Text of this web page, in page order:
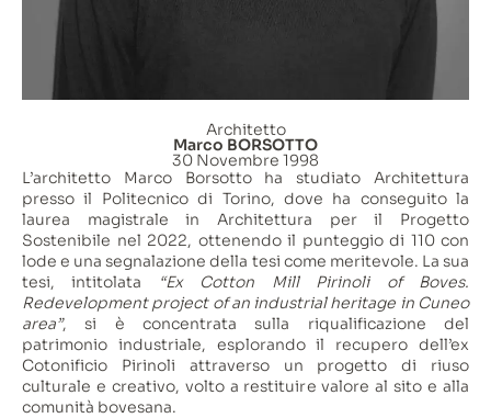
Architetto
Marco BORSOTTO
30 Novembre 1998
L’architetto Marco Borsotto ha studiato Architettura
presso il Politecnico di Torino, dove ha conseguito la
laurea magistrale in Architettura per il Progetto
Sostenibile nel 2022, ottenendo il punteggio di 110 con
lode e una segnalazione della tesi come meritevole. La sua
tesi, intitolata
“Ex Cotton Mill Pirinoli of Boves.
Redevelopment project of an industrial heritage in Cuneo
area”, si è concentrata sulla riqualificazione del
patrimonio industriale, esplorando il recupero dell’ex
Cotonificio Pirinoli attraverso un progetto di riuso
culturale e creativo, volto a restituire valore al sito e alla
comunità bovesana.